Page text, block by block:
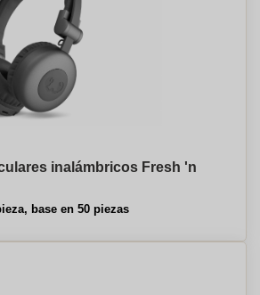
inalámbricos Fresh 'n
base en 50 piezas